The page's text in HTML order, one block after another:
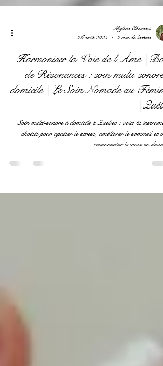
26 août 2025
2 min de lecture
Harmoniser la Voie de l'Âme |
de Résonances : soin multi-sonore
domicile | Le Soin Nomade au
|
Soin multi-sonore à domicile à Québec : voix &
reconnecter à vous en